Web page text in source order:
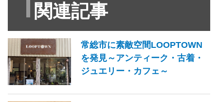
関連記事
常総市に素敵空間LOOPTOWN
を発見～アンティーク・古着・
ジュエリー・カフェ～